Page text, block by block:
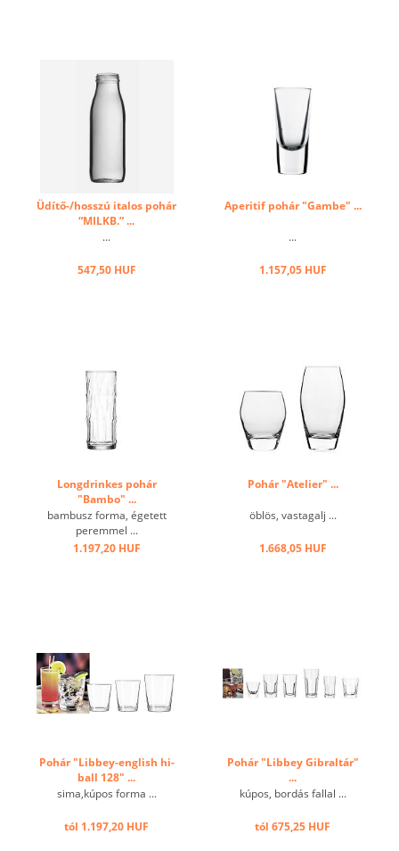
Üdítő-/hosszú italos pohár
“MILKB.” ...
...
547,50 HUF
Aperitif pohár "Gambe" ...
...
1.157,05 HUF
Longdrinkes pohár
"Bambo" ...
bambusz forma, égetett
peremmel ...
1.197,20 HUF
Pohár "Atelier" ...
öblös, vastagalj ...
1.668,05 HUF
Pohár "Libbey-english hi-
ball 128" ...
sima,kúpos forma ...
tól 1.197,20 HUF
Pohár "Libbey Gibraltár"
...
kúpos, bordás fallal ...
tól 675,25 HUF